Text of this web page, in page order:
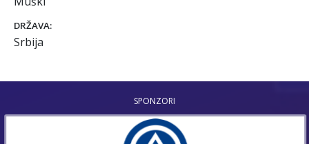
DRŽAVA:
Srbija
SPONZORI